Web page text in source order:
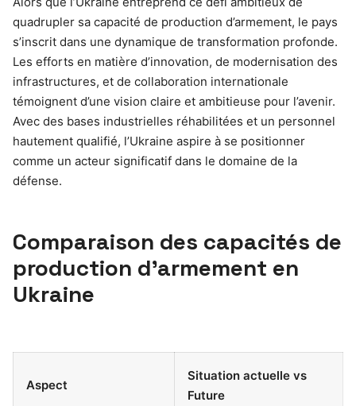
quadrupler sa capacité de production d’armement, le pays
s’inscrit dans une dynamique de transformation profonde.
Les efforts en matière d’innovation, de modernisation des
infrastructures, et de collaboration internationale
témoignent d’une vision claire et ambitieuse pour l’avenir.
Avec des bases industrielles réhabilitées et un personnel
hautement qualifié, l’Ukraine aspire à se positionner
comme un acteur significatif dans le domaine de la
défense.
Comparaison des capacités de
production d’armement en
Ukraine
Aspect
Situation actuelle vs
Future